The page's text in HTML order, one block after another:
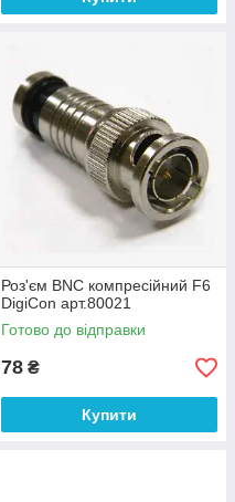
Роз'єм BNC компресійний F6
DigiCon арт.80021
Готово до відправки
78 ₴
Купити